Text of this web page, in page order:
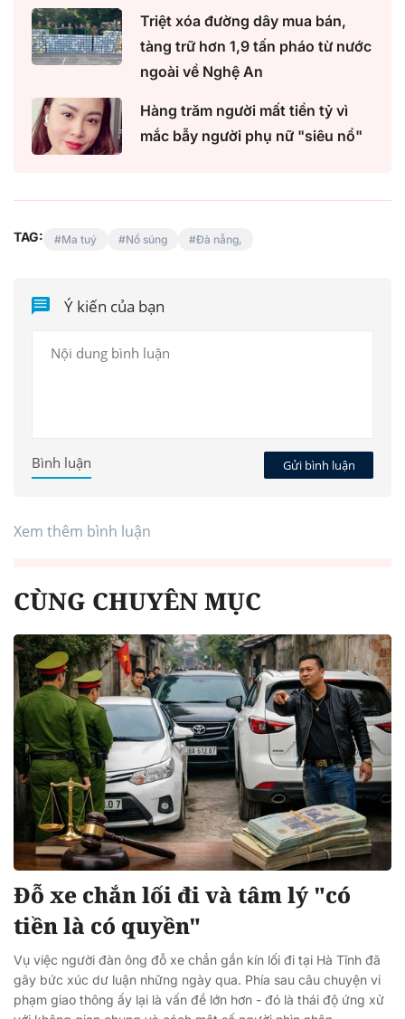
Triệt xóa đường dây mua bán,
tàng trữ hơn 1,9 tấn pháo từ nước
ngoài về Nghệ An
Hàng trăm người mất tiền tỷ vì
mắc bẫy người phụ nữ "siêu nổ"
TAG: Ma tuý Nổ súng Đà nẵng,
Ý kiến của bạn
Gửi bình luận
Bình luận
Xem thêm bình luận
CÙNG CHUYÊN MỤC
Đỗ xe chắn lối đi và tâm lý "có
tiền là có quyền"
Vụ việc người đàn ông đỗ xe chắn gần kín lối đi tại Hà Tĩnh đã
gây bức xúc dư luận những ngày qua. Phía sau câu chuyện vi
phạm giao thông ấy lại là vấn đề lớn hơn - đó là thái độ ứng xử